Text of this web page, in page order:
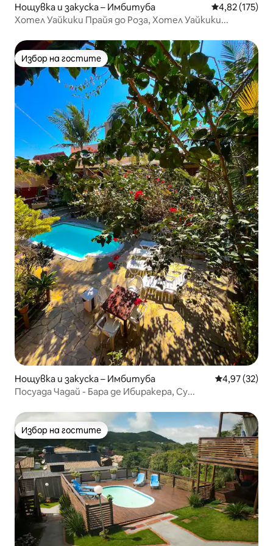
Нощувка и закуска – Имбитуба Средна
4,82 (175)
Хотел Уайкики Прайя до Роза, Хотел Уайкики...
Избор на гостите
Избор на гостите
Нощувка и закуска – Имбитуба Средна
4,97 (32)
Посуада Чадай - Бара де Ибиракера, Су...
Избор на гостите
Избор на гостите